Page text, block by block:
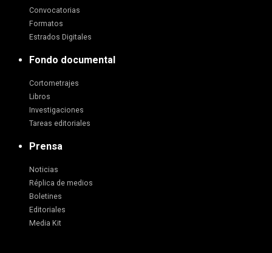
Convocatorias
Formatos
Estrados Digitales
Fondo documental
Cortometrajes
Libros
Investigaciones
Tareas editoriales
Prensa
Noticias
Réplica de medios
Boletines
Editoriales
Media Kit